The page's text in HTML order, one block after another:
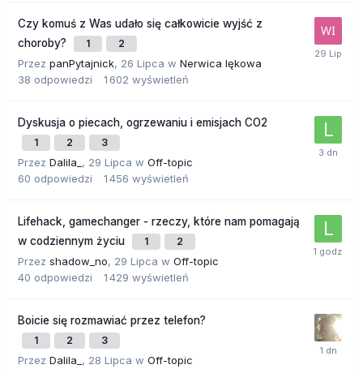
Czy komuś z Was udało się całkowicie wyjść z
choroby?
1 2
Przez panPytajnick, 26 Lipca w Nerwica lękowa
38 odpowiedzi 1 602 wyświetleń
Dyskusja o piecach, ogrzewaniu i emisjach CO2
1 2 3
Przez Dalila_ , 29 Lipca w Off-topic
60 odpowiedzi 1 456 wyświetleń
Lifehack, gamechanger - rzeczy, które nam pomagają
w codziennym życiu
1 2
Przez shadow_no, 29 Lipca w Off-topic
40 odpowiedzi 1 429 wyświetleń
Boicie się rozmawiać przez telefon?
1 2 3
Przez Dalila_ , 28 Lipca w Off-topic